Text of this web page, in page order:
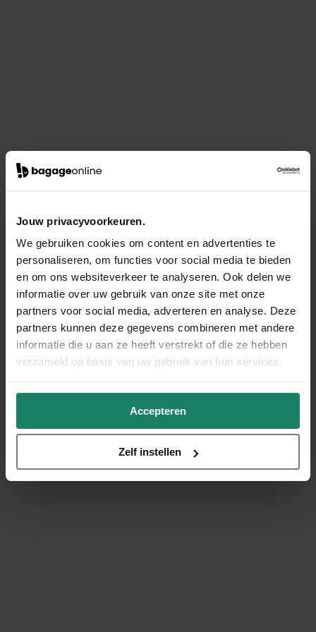
Jouw privacyvoorkeuren.
We gebruiken cookies om content en advertenties te
personaliseren, om functies voor social media te bieden
en om ons websiteverkeer te analyseren. Ook delen we
informatie over uw gebruik van onze site met onze
partners voor social media, adverteren en analyse. Deze
partners kunnen deze gegevens combineren met andere
informatie die u aan ze heeft verstrekt of die ze hebben
verzameld op basis van uw gebruik van hun services.
Accepteren
Zelf instellen